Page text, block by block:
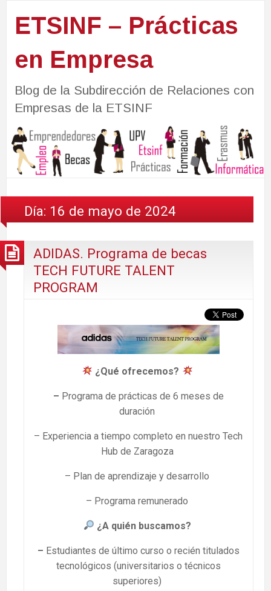
ETSINF – Prácticas
en Empresa
Blog de la Subdirección de Relaciones con
Empresas de la ETSINF
Día: 16 de mayo de 2024
ADIDAS. Programa de becas
TECH FUTURE TALENT
PROGRAM
¿Qué ofrecemos?
– Programa de prácticas de 6 meses de
duración
– Experiencia a tiempo completo en nuestro Tech
Hub de Zaragoza
– Plan de aprendizaje y desarrollo
– Programa remunerado
¿A quién buscamos?
– Estudiantes de último curso o recién titulados
tecnológicos (universitarios o técnicos
superiores)